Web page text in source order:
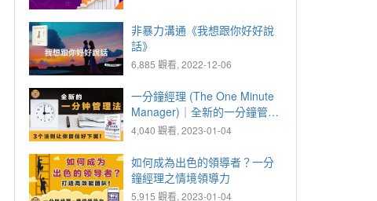
非暴力溝通《我想跟你好好說
話》
6,885 觀看, 2022-12-06
一分鐘經理 (The One Minute
Manager)｜全新的一分鐘管理
法
4,040 觀看, 2023-01-04
如何成為出色的領導者？一分
鐘經理之情境領導力
5,915 觀看, 2023-01-04